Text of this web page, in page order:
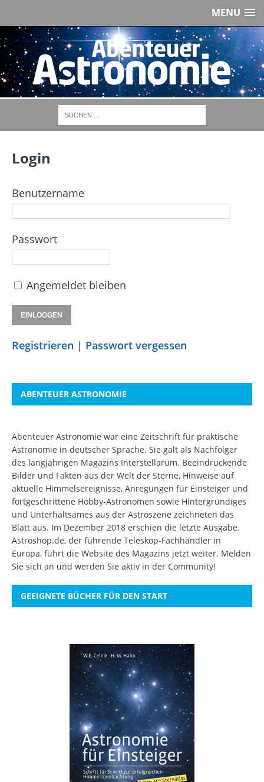
MENU
Login
Benutzername
Passwort
Angemeldet bleiben
Registrieren | Passwort vergessen
ABENTEUER ASTRONOMIE
Abenteuer Astronomie war eine Zeitschrift für praktische
Astronomie in deutscher Sprache. Sie galt als Nachfolger
des langjährigen Magazins Interstellarum. Beeindruckende
Bilder und Fakten aus der Welt der Sterne, Hinweise auf
aktuelle Himmelsereignisse, Anregungen für Einsteiger und
fortgeschrittene Hobby-Astronomen sowie Hintergründiges
und Unterhaltsames aus der Astroszene zeichneten das
Blatt aus. Im Dezember 2018 erschien die letzte Ausgabe.
Astroshop.de, der führende Teleskop-Fachhändler in
Europa, führt die Website des Magazins jetzt weiter. Melden
Sie sich an und werden Sie aktiv in der Community!
GEEIGNETE BÜCHER FÜR DEN START